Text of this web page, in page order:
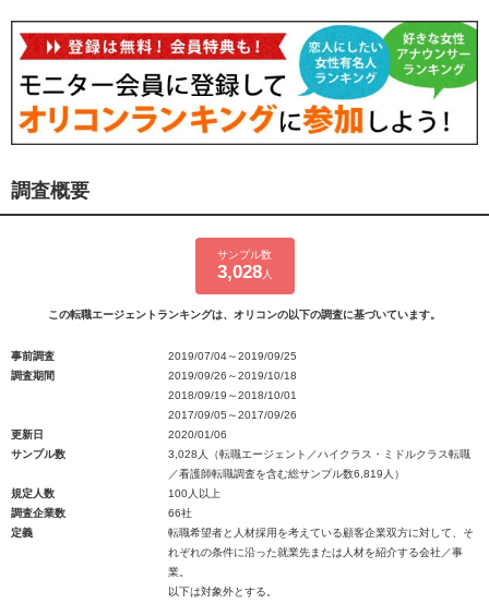
調査概要
サンプル数
3,028人
この転職エージェントランキングは、オリコンの以下の調査に基づいています。
事前調査
2019/07/04～2019/09/25
調査期間
2019/09/26～2019/10/18
2018/09/19～2018/10/01
2017/09/05～2017/09/26
更新日
2020/01/06
サンプル数
3,028人（転職エージェント／ハイクラス・ミドルクラス転職
／看護師転職調査を含む総サンプル数6,819人）
規定人数
100人以上
調査企業数
66社
定義
転職希望者と人材採用を考えている顧客企業双方に対して、そ
れぞれの条件に沿った就業先または人材を紹介する会社／事
業。
以下は対象外とする。